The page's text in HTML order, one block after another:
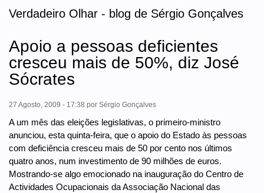
Verdadeiro Olhar - blog de Sérgio Gonçalves
Apoio a pessoas deficientes
cresceu mais de 50%, diz José
Sócrates
27 Agosto, 2009 - 17:38 por Sérgio Gonçalves
A um mês das eleições legislativas, o primeiro-ministro
anunciou, esta quinta-feira, que o apoio do Estado às pessoas
com deficiência cresceu mais de 50 por cento nos últimos
quatro anos, num investimento de 90 milhões de euros.
Mostrando-se algo emocionado na inauguração do Centro de
Actividades Ocupacionais da Associação Nacional das